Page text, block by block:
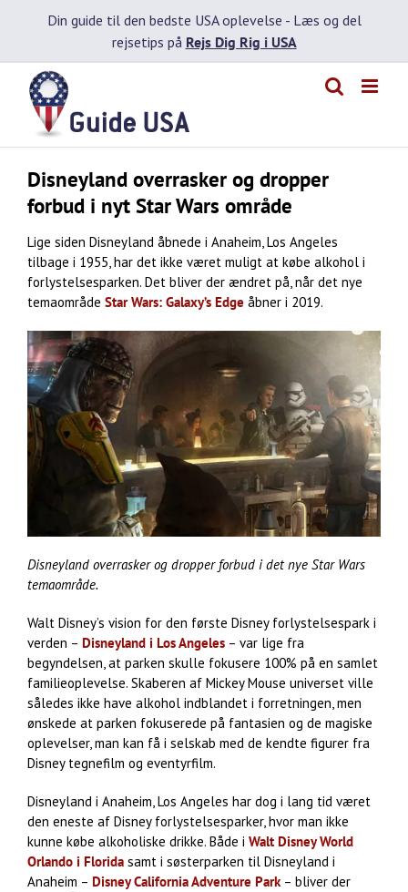
Din guide til den bedste USA oplevelse - Læs og del
rejsetips på Rejs Dig Rig i USA
Disneyland overrasker og dropper
forbud i nyt Star Wars område
Lige siden Disneyland åbnede i Anaheim, Los Angeles
tilbage i 1955, har det ikke været muligt at købe alkohol i
forlystelsesparken. Det bliver der ændret på, når det nye
temaområde Star Wars: Galaxy’s Edge åbner i 2019.
Disneyland overrasker og dropper forbud i det nye Star Wars
temaområde.
Walt Disney’s vision for den første Disney forlystelsespark i
verden – Disneyland i Los Angeles – var lige fra
begyndelsen, at parken skulle fokusere 100% på en samlet
familieoplevelse. Skaberen af Mickey Mouse universet ville
således ikke have alkohol indblandet i forretningen, men
ønskede at parken fokuserede på fantasien og de magiske
oplevelser, man kan få i selskab med de kendte figurer fra
Disney tegnefilm og eventyrfilm.
Disneyland i Anaheim, Los Angeles har dog i lang tid været
den eneste af Disney forlystelsesparker, hvor man ikke
kunne købe alkoholiske drikke. Både i Walt Disney World
Orlando i Florida samt i søsterparken til Disneyland i
Anaheim – Disney California Adventure Park– bliver der